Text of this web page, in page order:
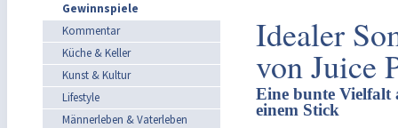
Gewinnspiele
Kommentar
Küche & Keller
Kunst & Kultur
Lifestyle
Männerleben & Vaterleben
Idealer
von Juice
Eine bunte Vielfalt
einem Stick